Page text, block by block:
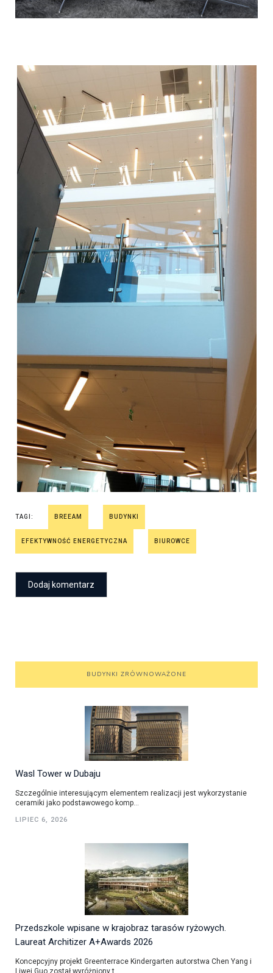
TAGI: BREEAM BUDYNKI
EFEKTYWNOŚĆ ENERGETYCZNA BIUROWCE
BUDYNKI ZRÓWNOWAŻONE
Wasl Tower w Dubaju
Szczególnie interesującym elementem realizacji jest wykorzystanie
ceramiki jako podstawowego komp...
LIPIEC 6, 2026
Przedszkole wpisane w krajobraz tarasów ryżowych.
Laureat Architizer A+Awards 2026
Koncepcyjny projekt Greenterrace Kindergarten autorstwa Chen Yang i